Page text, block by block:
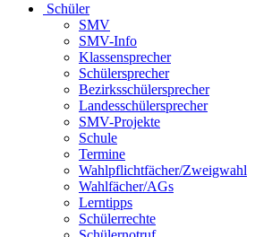
Schüler
SMV
SMV-Info
Klassensprecher
Schülersprecher
Bezirksschülersprecher
Landesschülersprecher
SMV-Projekte
Schule
Termine
Wahlpflichtfächer/Zweigwahl
Wahlfächer/AGs
Lerntipps
Schülerrechte